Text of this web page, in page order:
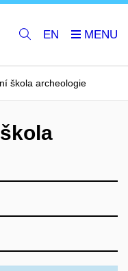
EN
škola archeologie